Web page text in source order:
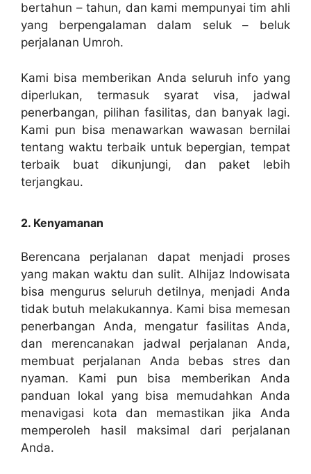
bertahun – tahun, dan kami mempunyai tim ahli
yang berpengalaman dalam seluk – beluk
perjalanan Umroh.
Kami bisa memberikan Anda seluruh info yang
diperlukan, termasuk syarat visa, jadwal
penerbangan, pilihan fasilitas, dan banyak lagi.
Kami pun bisa menawarkan wawasan bernilai
tentang waktu terbaik untuk bepergian, tempat
terbaik buat dikunjungi, dan paket lebih
terjangkau.
2. Kenyamanan
Berencana perjalanan dapat menjadi proses
yang makan waktu dan sulit. Alhijaz Indowisata
bisa mengurus seluruh detilnya, menjadi Anda
tidak butuh melakukannya. Kami bisa memesan
penerbangan Anda, mengatur fasilitas Anda,
dan merencanakan jadwal perjalanan Anda,
membuat perjalanan Anda bebas stres dan
nyaman. Kami pun bisa memberikan Anda
panduan lokal yang bisa memudahkan Anda
menavigasi kota dan memastikan jika Anda
memperoleh hasil maksimal dari perjalanan
Anda.